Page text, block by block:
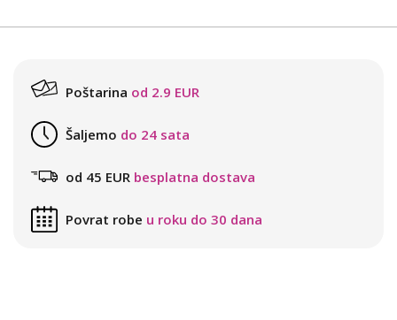
Poštarina od 2.9 EUR
Šaljemo do 24 sata
od 45 EUR besplatna dostava
Povrat robe u roku do 30 dana